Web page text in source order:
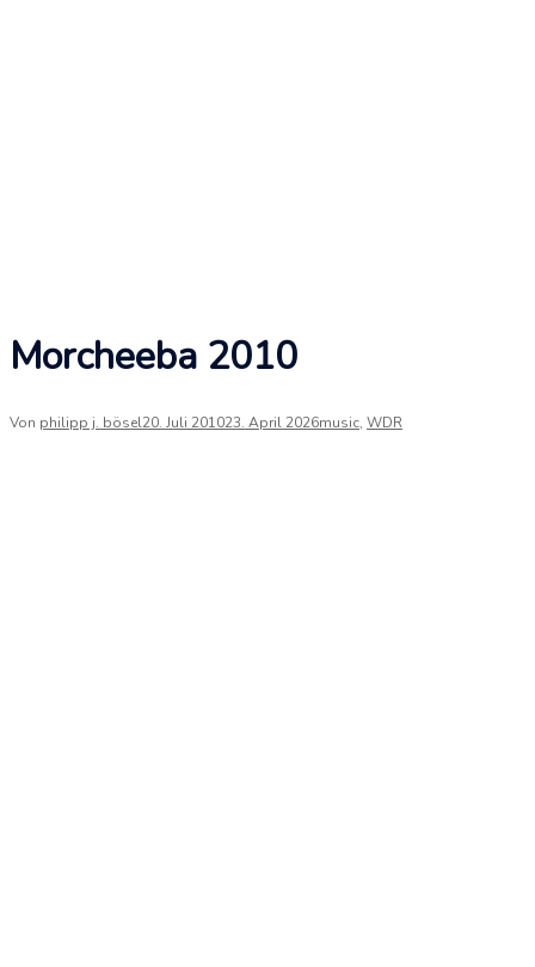
Morcheeba 2010
Von philipp j. bösel20. Juli 201023. April 2026music, WDR